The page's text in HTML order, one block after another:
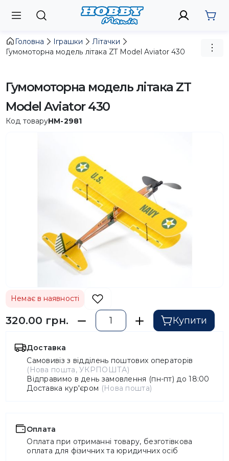
Головна Іграшки
Літачки
Гумомоторна модель літака ZT Model Aviator 430
Гумомоторна модель літака ZT
Model Aviator 430
Код товаруHM-2981
Немає в наявності
320.00 грн. Купити
Доставка
Самовивіз з відділень поштових операторів
(Нова пошта, УКРПОШТА)
Відправимо в день замовлення (пн-пт) до 18:00
Доставка кур'єром (Нова пошта)
Оплата
Оплата при отриманні товару, безготівкова
оплата для фізичних та юридичних осіб